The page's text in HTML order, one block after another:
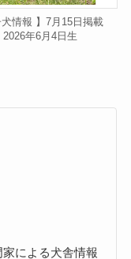
犬情報 】7月15日掲載
2026年6月4日生
による犬舎情報